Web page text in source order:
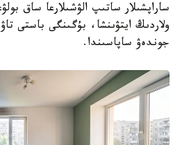
ساراپشىلار ساتىپ الۋشىلارعا ساق
ولاردىڭ ايتۋىنشا، بۇگىنگى باستى
جوندەۋ ساپاسىندا.